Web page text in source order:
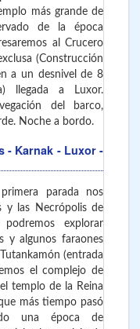
más grande de
de la época
al Crucero
(Construcción
a un desnivel de 8
llegada a Luxor.
del barco,
Noche a bordo.
- Karnak - Luxor-
parada nos
y las Necrópolis de
explorar
y algunos faraones
(entrada
el complejo de
templo de la Reina
más tiempo pasó
una época de